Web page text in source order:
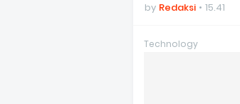
by Redaksi 15.41
Technology